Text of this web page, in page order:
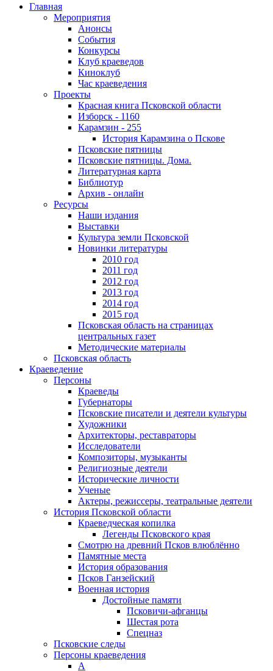
Главная
Мероприятия
Анонсы
События
Конкурсы
Клуб краеведов
Киноклуб
Час краеведения
Проекты
Красная книга Псковской области
Изборск - 1160
Карамзин - 255
История Карамзина о Пскове
Псковские пятницы
Псковские пятницы. Дома.
Литературная карта
Библиотур
Архив - онлайн
Ресурсы
Наши издания
Выставки
Культура земли Псковской
Новинки литературы
2010 год
2011 год
2012 год
2013 год
2014 год
2015 год
Псковская область на страницах
центральных газет
Методические материалы
Псковская область
Краеведение
Персоны
Краеведы
Губернаторы
Псковские писатели и деятели культуры
Художники
Архитекторы, реставраторы
Исследователи
Композиторы, музыканты
Религиозные деятели
Исторические личности
Ученые
Актеры, режиссеры, театральные деятели
История Псковской области
Краеведческая копилка
Легенды Псковского края
Смотрю на древний Псков влюблённо
Памятные места
История образования
Псков Ганзейский
Военная история
Достойные памяти
Псковичи-афганцы
Шестая рота
Спецназ
Псковские следы
Персоны краеведения
А